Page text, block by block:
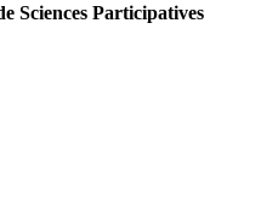
Sciences Participatives